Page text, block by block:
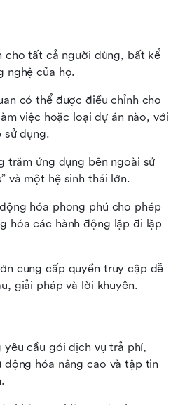
cho tất cả người dùng, bất kể
nghệ của họ.
có thể được điều chỉnh cho
việc hoặc loại dự án nào, với
sử dụng.
trăm ứng dụng bên ngoài sử
và một hệ sinh thái lớn.
hóa phong phú cho phép
hóa các hành động lặp đi lặp
cung cấp quyền truy cập dễ
giải pháp và lời khuyên.
cầu gói dịch vụ trả phí,
động hóa nâng cao và tập tin